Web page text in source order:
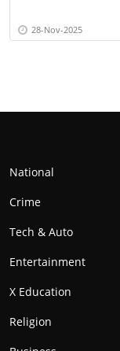
28-Nov-2025
National
Crime
Tech & Auto
Entertainment
X Education
Religion